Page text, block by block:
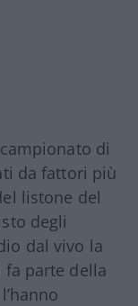
di
da fattori più
listone del
degli
dal vivo la
fa parte della